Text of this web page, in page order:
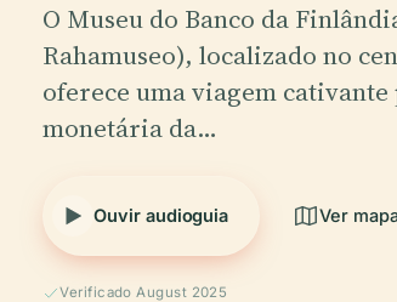
O Museu do Banco da
Rahamuseo), localizado no
oferece uma viagem cativante
monetária da…
Ouvir audioguia Ver
Verificado August 2025